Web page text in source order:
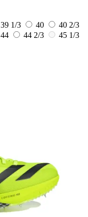
39 1/3 40
40 2/3
44 44 2/3
45 1/3